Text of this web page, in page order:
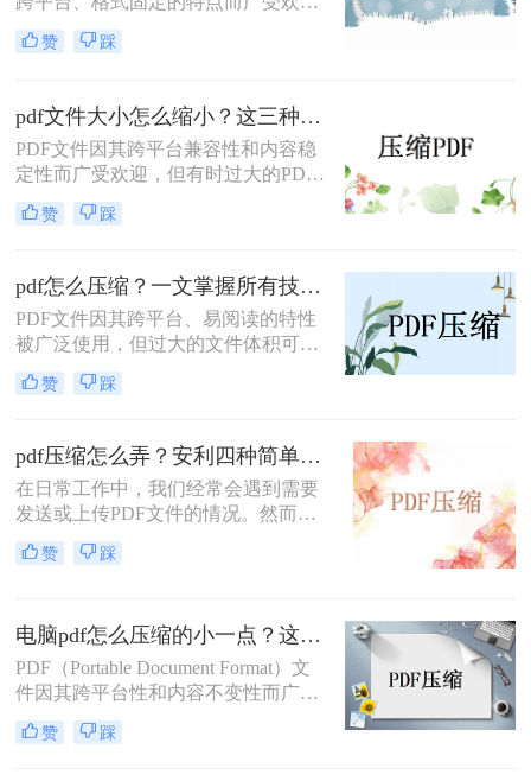
迎。然而，随着文档内容的增加，
PDF文件的大小也会相应增长，这不
响文件的传输速度。因此，学会怎么
压缩pdf成为了一项实用的技能。本文
将详细介绍几种常见的PDF压缩方
法，帮助用户轻松减小PDF文件的大
小。
赞 踩
pdf文件大小怎么缩小？这三种方法轻松实现！
PDF文件因其跨平台兼容性和内容稳
定性而广受欢迎，但有时过大的PDF
文件会给存储、传输和共享带来不
便。那么pdf文件大小怎么缩小呢？本
法。
赞 踩
pdf怎么压缩？一文掌握所有技巧！
PDF文件因其跨平台、易阅读的特性
被广泛使用，但过大的文件体积可能
导致传输困难或存储压力。那么pdf怎
么压缩呢？本文将介绍多种PDF压缩
赞 踩
pdf压缩怎么弄？安利四种简单的压缩方法！
在日常工作中，我们经常会遇到需要
发送或上传PDF文件的情况。然而，
PDF文件往往会占用较大的存储空
间，给我们的文件管理和传输带来了
将介绍四种简单有效的方法，帮助你
轻松解决PDF文件压缩的问题。
赞 踩
电脑pdf怎么压缩的小一点？这3种方法轻松实现压缩pdf！
PDF（Portable Document Format）文
件因其跨平台性和内容不变性而广泛
应用于工作和学习中。然而，有时
PDF文件过大，会占用较多存储空间
赞 踩